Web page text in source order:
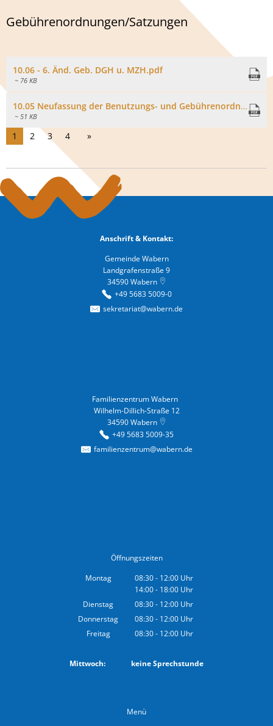
Gebührenordnungen/Satzungen
10.06 - 6. Änd. Geb. DGH u. MZH.pdf
~ 76 KB
10.05 Neufassung der Benutzungs- und Gebührenordnung.pdf
~ 51 KB
1 2 3 4
Anschrift & Kontakt:
Gemeinde Wabern
Landgrafenstraße 9
34590 Wabern
+49 5683 5009-0
sekretariat@wabern.de
Familienzentrum Wabern
Wilhelm-Dillich-Straße 12
34590 Wabern
+49 5683 5009-35
familienzentrum@wabern.de
Öffnungszeiten
Montag
08:30- 12:00 Uhr
Von 08:30 bis 12:00 Uhr
14:00- 18:00 Uhr
Von 14:00 bis 18:00 Uhr
Dienstag 08:30- 12:00 Uhr
Von 08:30 bis 12:00 Uhr
Donnerstag 08:30- 12:00 Uhr
Von 08:30 bis 12:00 Uhr
Freitag 08:30- 12:00 Uhr
Mittwoch: keine Sprechstunde
Menü